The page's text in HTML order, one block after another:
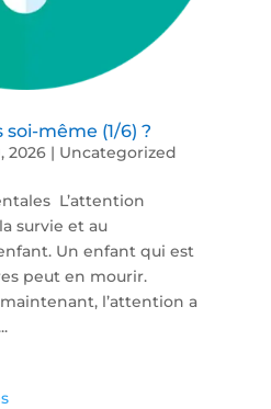
même (1/6) ?
2026| Uncategorized
L’attention
survie et au
Un enfant qui est
peut en mourir.
l’attention a